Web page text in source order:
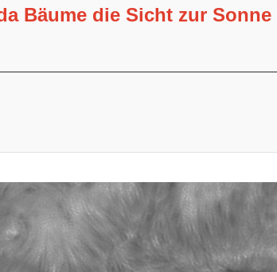
Bäume die Sicht zur